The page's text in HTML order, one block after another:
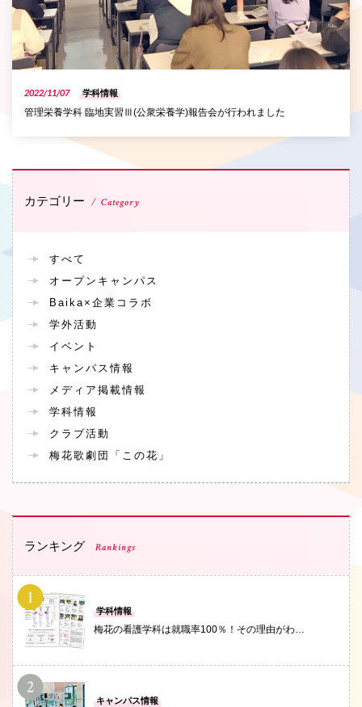
2022/11/07 学科情報
管理栄養学科 臨地実習Ⅲ(公衆栄養学)報告会が行われました
カテゴリー Category
すべて
オープンキャンパス
Baika×企業コラボ
学外活動
イベント
キャンパス情報
メディア掲載情報
学科情報
クラブ活動
梅花歌劇団「この花」
ランキング Rankings
学科情報
梅花の看護学科は就職率100％！その理由がわ…
キャンパス情報